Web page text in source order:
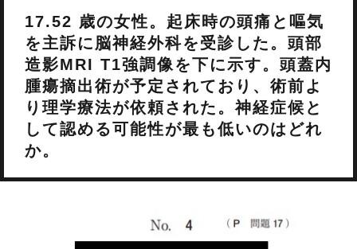
17.52 歳の女性。起床時の頭痛と嘔気
を主訴に脳神経外科を受診した。頭部
造影MRI T1強調像を下に示す。頭蓋内
腫瘍摘出術が予定されており、術前よ
り理学療法が依頼された。神経症候と
して認める可能性が最も低いのはどれ
か。